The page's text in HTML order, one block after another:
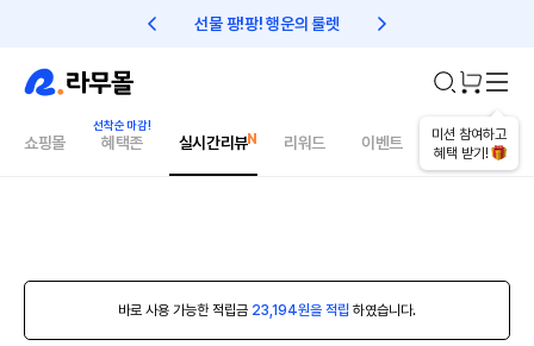
선물 팡!팡! 행운의 룰렛 친구초대 1만원 리워드!
미션 참여하고
혜택 받기!
쇼핑몰 혜택존 실시간리뷰 리워드 이벤트 건강매거진
바로 사용 가능한 적립금 23,194원을 적립 하였습니다.